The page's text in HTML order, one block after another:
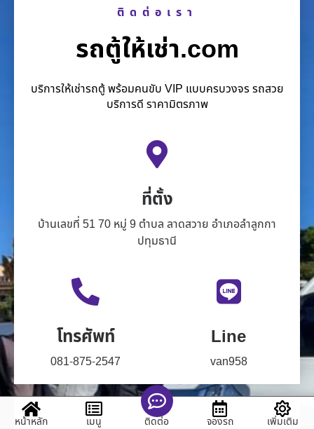
ติดต่อเรา
รถตู้ให้เช่า.com
บริการให้เช่ารถตู้ พร้อมคนขับ VIP แบบครบวงจร รถสวย
บริการดี ราคามิตรภาพ
ที่ตั้ง
บ้านเลขที่ 51 70 หมู่ 9 ตำบล ลาดสวาย อำเภอลำลูกกา
ปทุมธานี
โทรศัพท์
081-875-2547
Line
van958
หน้าหลัก เมนู ติดต่อ จองรถ เพิ่มเติม